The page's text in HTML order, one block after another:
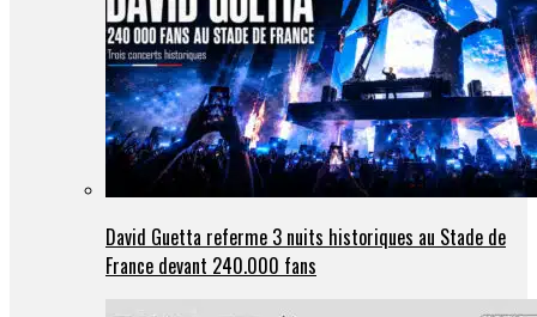
David Guetta referme 3 nuits historiques au Stade de
France devant 240.000 fans